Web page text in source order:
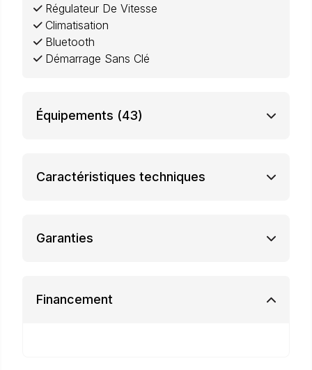
Régulateur De Vitesse
Climatisation
Bluetooth
Démarrage Sans Clé
Équipements (43)
Caractéristiques techniques
Garanties
Financement